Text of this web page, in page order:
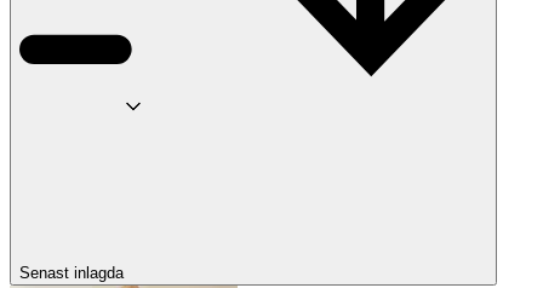
Senast inlagda